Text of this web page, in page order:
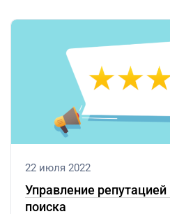
22 июля 2022
Управление репутацией
поиска